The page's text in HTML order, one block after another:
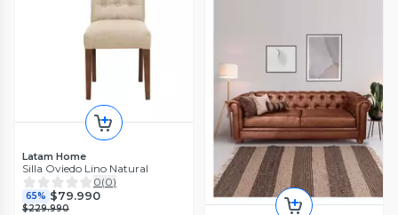
Latam Home
Silla Oviedo Lino Natural
0(0)
65% $79.990
$229.990